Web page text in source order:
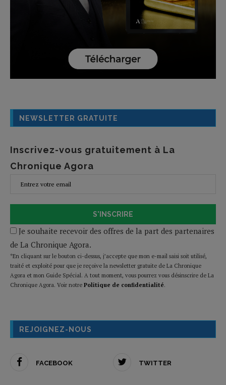
NEWSLETTER GRATUITE
Inscrivez-vous gratuitement à La
Chronique Agora
S'INSCRIRE
Je souhaite recevoir des offres de la part des partenaires
de La Chronique Agora.
*En cliquant sur le bouton ci-dessus, j’accepte que mon e-mail saisi soit utilisé,
traité et exploité pour que je reçoive la newsletter gratuite de La Chronique
Agora et mon Guide Spécial. A tout moment, vous pourrez vous désinscrire de La
Chronique Agora. Voir notre Politique de confidentialité.
REJOIGNEZ-NOUS
FACEBOOK TWITTER